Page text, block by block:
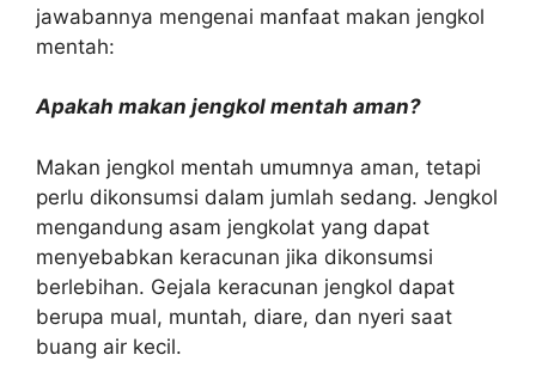
jawabannya mengenai manfaat makan jengkol
mentah:
Apakah makan jengkol mentah aman?
Makan jengkol mentah umumnya aman, tetapi
perlu dikonsumsi dalam jumlah sedang. Jengkol
mengandung asam jengkolat yang dapat
menyebabkan keracunan jika dikonsumsi
berlebihan. Gejala keracunan jengkol dapat
berupa mual, muntah, diare, dan nyeri saat
buang air kecil.